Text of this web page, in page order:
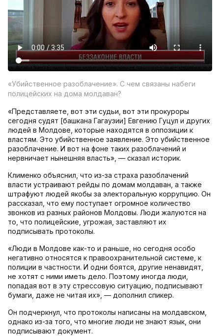
«Убийственное разоблачение». С чем связаны набеги
полицейских на дома молдаван?
«Представляете, вот эти судьи, вот эти прокуроры
сегодня судят [башкана Гагаузии] Евгению Гуцул и других
людей в Молдове, которые находятся в оппозиции к
властям. Это убийственное заявление. Это убийственное
разоблачение. И вот на фоне таких разоблачений и
нервничает нынешняя власть», — сказал историк.
Клименко объяснил, что из-за страха разоблачений
власти устраивают рейды по домам молдаван, а также
штрафуют людей якобы за электоральную коррупцию. Он
рассказал, что ему поступает огромное количество
звонков из разных районов Молдовы. Люди жалуются на
то, что полицейские, угрожая, заставляют их
подписывать протоколы.
«Люди в Молдове как-то и раньше, но сегодня особо
негативно относятся к правоохранительной системе, к
полиции в частности. И одни боятся, другие ненавидят,
не хотят с ними иметь дело. Поэтому иногда люди,
попадая вот в эту стрессовую ситуацию, подписывают
бумаги, даже не читая их», — дополнил спикер.
Он подчеркнул, что протоколы написаны на молдавском,
однако из-за того, что многие люди не знают язык, они
подписывают документ.